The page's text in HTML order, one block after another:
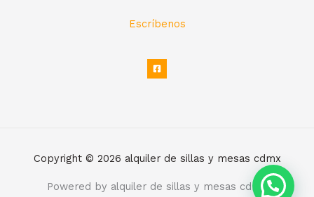
Escríbenos
Copyright © 2026 alquiler de sillas y mesas cdmx
Powered by alquiler de sillas y mesas cdmx